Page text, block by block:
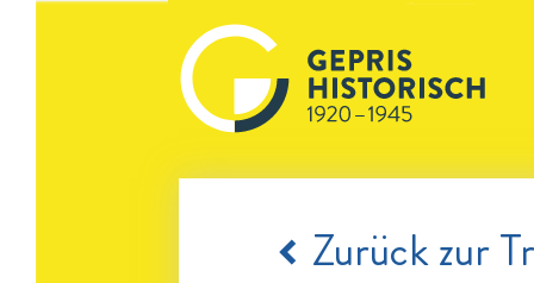
Zurück zur